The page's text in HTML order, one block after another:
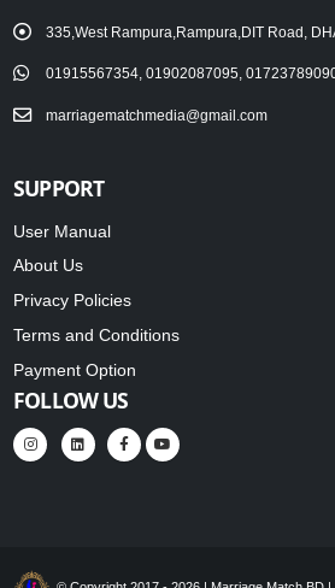
335,West Rampura,Rampura,DIT Road,
01915567354, 01902087095,
marriagematchmedia@gmail.com
SUPPORT
User Manual
About Us
Privacy Policies
Terms and Conditions
Payment Option
FOLLOW US